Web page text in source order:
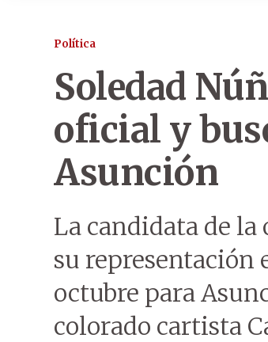
Política
Soledad
oficial y
Asunción
La candidata de
su representación
octubre para
colorado cartista